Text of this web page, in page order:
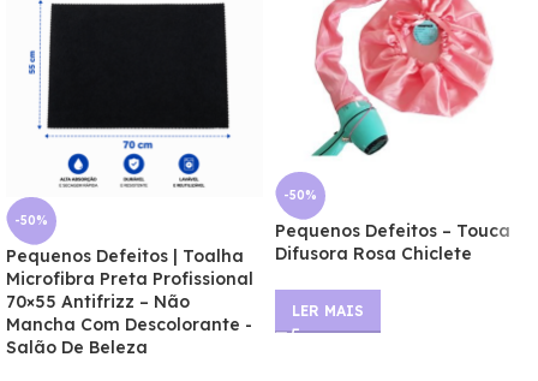
-50%
Pequenos Defeitos | Toalha
Microfibra Preta Profissional
70×55 Antifrizz – Não
Mancha Com Descolorante -
Salão De Beleza
-50%
Pequenos Defeitos – Touca
Difusora Rosa Chiclete
LER MAIS